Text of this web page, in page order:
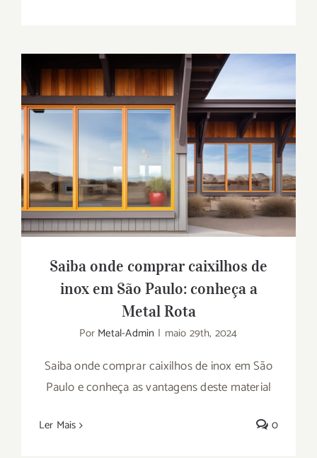
Saiba onde comprar caixilhos de inox em
São Paulo: conheça a Metal Rota
Saiba onde comprar caixilhos de
inox em São Paulo: conheça a
Metal Rota
Por Metal-Admin | maio 29th, 2024
Saiba onde comprar caixilhos de inox em São
Paulo e conheça as vantagens deste material
Ler Mais 0